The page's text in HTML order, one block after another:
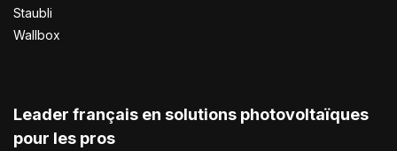
Staubli
Wallbox
Leader français en solutions photovoltaïques
pour les pros